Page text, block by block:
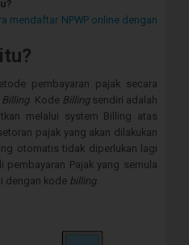
mendaftar NPWP online dengan
pembayaran pajak secara
Billing. Kode Billingsendiri adalah
melalui system Billing atas
pajak yang akan dilakukan
otomatis tidak diperlukan lagi
pembayaran Pajak yang semula
dengan kode billing.